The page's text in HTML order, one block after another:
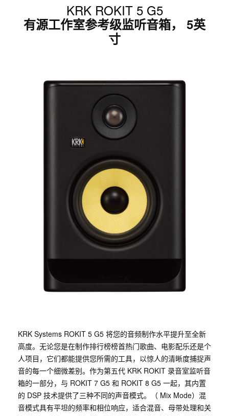
KRK ROKIT 5 G5
有源工作室参考级监听音箱， 5英
寸
KRK Systems ROKIT 5 G5 将您的音频制作水平提升至全新
高度。无论您是在制作排行榜榜首热门歌曲、电影配乐还是个
人项目，它们都能提供您所需的工具，以惊人的清晰度捕捉声
音的每一个细微差别。作为第五代 KRK ROKIT 录音室监听音
箱的一部分，与 ROKIT 7 G5 和 ROKIT 8 G5 一起，其内置
的 DSP 技术提供了三种不同的声音模式。（ Mix Mode）混
音模式具有平坦的频率和相位响应，适合混音、母带处理和关